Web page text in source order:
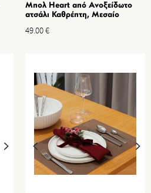
Μπολ Heart από Ανοξείδωτο
ατσάλι Καθρέπτη, Μεσαίο
49.00€